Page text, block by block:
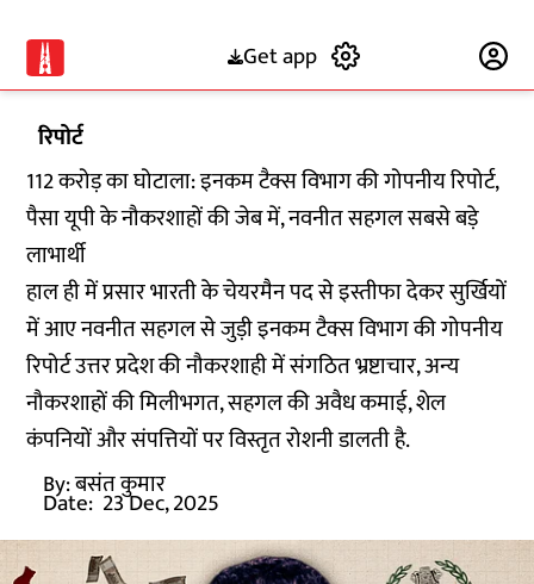
Get app
रिपोर्ट
112 करोड़ का घोटाला: इनकम टैक्स विभाग की गोपनीय रिपोर्ट,
पैसा यूपी के नौकरशाहों की जेब में, नवनीत सहगल सबसे बड़े
लाभार्थी
हाल ही में प्रसार भारती के चेयरमैन पद से इस्तीफा देकर सुर्खियों
में आए नवनीत सहगल से जुड़ी इनकम टैक्स विभाग की गोपनीय
रिपोर्ट उत्तर प्रदेश की नौकरशाही में संगठित भ्रष्टाचार, अन्य
नौकरशाहों की मिलीभगत, सहगल की अवैध कमाई, शेल
कंपनियों और संपत्तियों पर विस्तृत रोशनी डालती है.
By:बसंत कुमार
Date: 23 Dec, 2025